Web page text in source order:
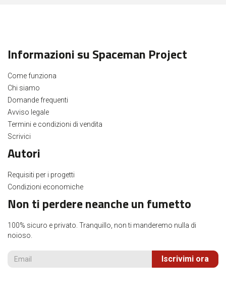
Informazioni su Spaceman Project
Come funziona
Chi siamo
Domande frequenti
Avviso legale
Termini e condizioni di vendita
Scrivici
Autori
Requisiti per i progetti
Condizioni economiche
Non ti perdere neanche un fumetto
100% sicuro e privato. Tranquillo, non ti manderemo nulla di
noioso.
Iscrivimi ora